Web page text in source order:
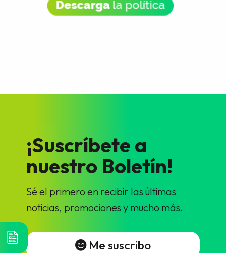
¡Suscríbete a
nuestro Boletín!
Sé el primero en recibir las últimas
noticias, promociones y mucho más.
Me suscribo